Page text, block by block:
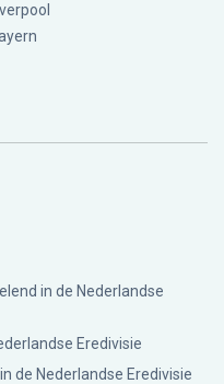
in de Nederlandse
Eredivisie
de Nederlandse Eredivisie